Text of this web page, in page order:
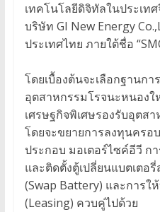
เทคโนโลยีดิจิทัลในประเท
บริษัท GI New Energy
ประเทศไทย ภายใต้ชื่อ
โดยเบื้องต้นจะเลือกฐานก
อุตสาหกรรมโรจนะหนองใ
เศรษฐกิจพิเศษรองรับอุตส
โดยจะขยายการลงทุนครอ
ประกอบ มอเตอร์ไซค์อีวี ก
และติดตั้งตู้เปลี่ยนแบตเตอ
(Swap Battery) และการใ
(Leasing) ควบคู่ไปด้วย